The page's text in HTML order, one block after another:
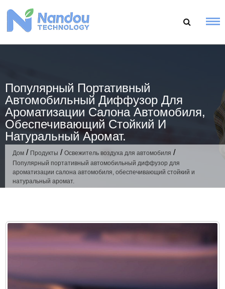
содержанию
Популярный Портативный
Автомобильный Диффузор Для
Ароматизации Салона Автомобиля,
Обеспечивающий Стойкий И
Натуральный Аромат.
Дом / Продукты / Освежитель воздуха для автомобиля /
Популярный портативный автомобильный диффузор для
ароматизации салона автомобиля, обеспечивающий стойкий и
натуральный аромат.